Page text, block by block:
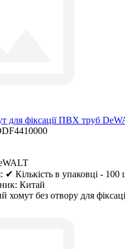
для фіксації ПВХ труб
✔ Кількість в упаковці - 100
Китай
хомут без отвору для